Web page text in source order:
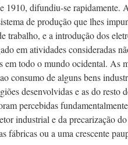
1910, difundiu-se rapidamente.
de produção que lhes
trabalho, e a introdução dos
em atividades consideradas
em todo o mundo ocidental. As
consumo de alguns bens
desenvolvidas e as do
percebidas
industrial e da precarização
fábricas ou a uma crescente